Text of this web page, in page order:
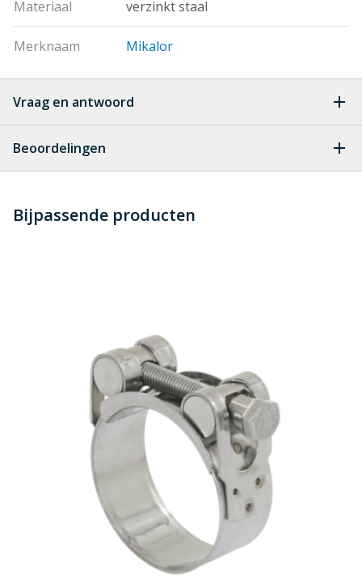
Materiaal verzinkt staal
Merknaam Mikalor
Vraag en antwoord
dit product?
Beoordelingen
Schrijf zelf een beoordeling
Samenvatting
Bijpassende producten